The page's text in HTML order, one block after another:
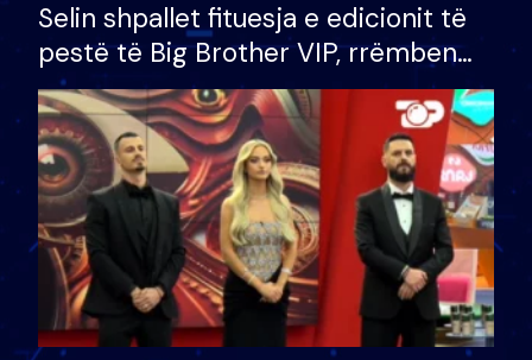
Selin shpallet fituesja e edicionit të
pestë të Big Brother VIP, rrëmben
çmimin e madh prej 100 mijë eurosh